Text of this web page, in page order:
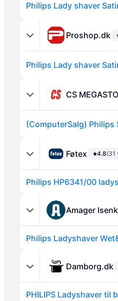
Philips Lady shaver
Proshop.dk
Philips Lady shaver
CS
Føtex 4.8(31
Philips HP6341/00
Amager
Philips Ladyshaver
Damborg.dk
PHILIPS Ladyshaver til